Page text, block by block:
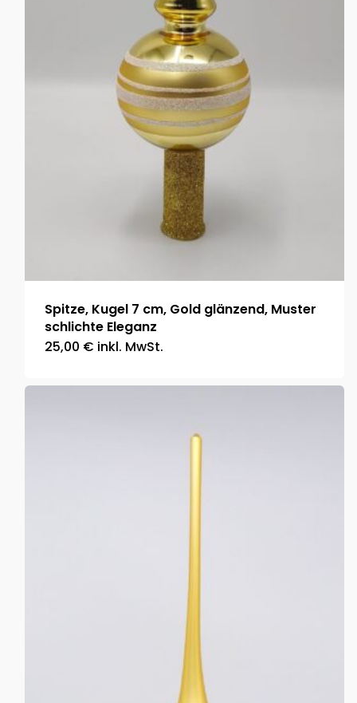
Spitze, Kugel 7 cm, Gold glänzend, Muster
schlichte Eleganz
25,00 € inkl. MwSt.